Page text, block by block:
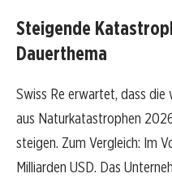
Steigende
Dauerthema
Swiss Re erwartet, dass
aus Naturkatastrophen
steigen. Zum Vergleich: Im
Milliarden USD. Das